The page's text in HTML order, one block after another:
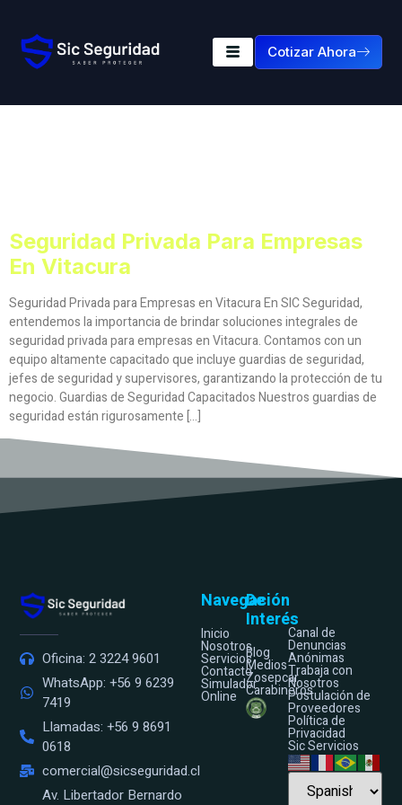
Cotizar Ahora
Seguridad Privada Para Empresas
En Vitacura
Seguridad Privada para Empresas en Vitacura En SIC Seguridad,
entendemos la importancia de brindar soluciones integrales de
seguridad privada para empresas en Vitacura. Contamos con un
equipo altamente capacitado que incluye guardias de seguridad,
jefes de seguridad y supervisores, garantizando la protección de tu
negocio. Guardias de Seguridad Capacitados Nuestros guardias de
seguridad están rigurosamente […]
Oficina: 2 3224 9601
WhatsApp: +56 9 6239
7419
Llamadas: +56 9 8691
0618
comercial@sicseguridad.cl
Av. Libertador Bernardo
Navegación
Inicio
Nosotros
Servicios
Contacto
Simulador
Online
De
Interés
Blog
Medios
Zosepcar
Carabineros
Canal de
Denuncias
Anónimas
Trabaja con
Nosotros
Postulación de
Proveedores
Política de
Privacidad
Sic Servicios